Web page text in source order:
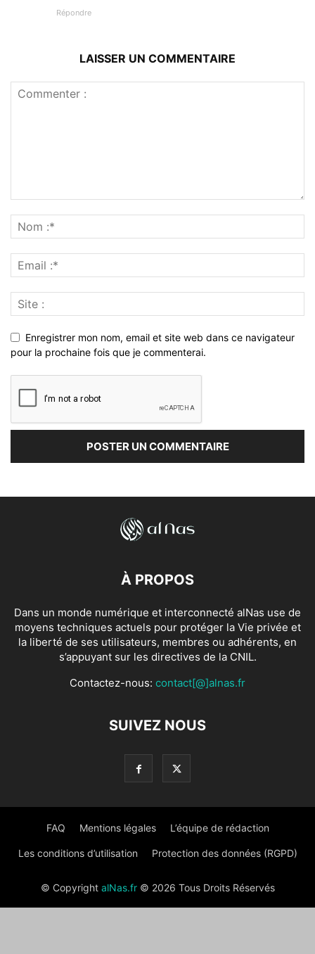
Répondre
LAISSER UN COMMENTAIRE
Enregistrer mon nom, email et site web dans ce navigateur
pour la prochaine fois que je commenterai.
À PROPOS
Dans un monde numérique et interconnecté alNas use de
moyens techniques actuels pour protéger la Vie privée et
la liberté de ses utilisateurs, membres ou adhérents, en
s’appuyant sur les directives de la CNIL.
Contactez-nous: contact[@]alnas.fr
SUIVEZ NOUS
FAQ Mentions légales L’équipe de rédaction
Les conditions d’utilisation Protection des données (RGPD)
© Copyright alNas.fr© 2026 Tous Droits Réservés